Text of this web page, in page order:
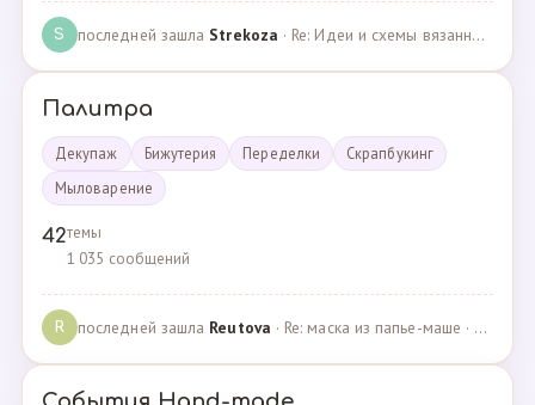
S последней зашла Strekoza · Re: Идеи и схемы вязанных шариков · 16.12.2020
Палитра
Декупаж Бижутерия Переделки
Скрапбукинг
Мыловарение
42темы
1 035 сообщений
R последней зашла Reutova · Re: маска из папье-маше · 20.12.2022